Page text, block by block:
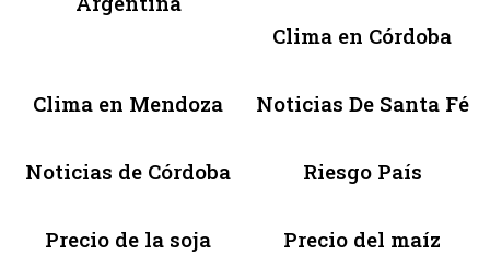
Clima en Córdoba
Clima en Mendoza Noticias De Santa Fé
Noticias de Córdoba Riesgo País
Precio de la soja Precio del maíz